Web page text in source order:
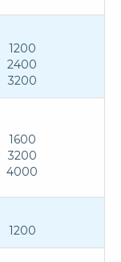
1200
2400
3200
1600
3200
4000
1200